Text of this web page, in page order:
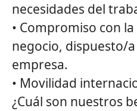
necesidades del
• Compromiso con
negocio, dispuesto/
empresa.
• Movilidad
¿Cuál son nuestros